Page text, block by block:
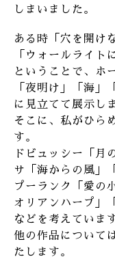
しまいました。
ある時「穴を開け
「ウォールライト
ということで、ホ
「夜明け」「海」
に見立てて展示し
そこに、私がひら
す。
ドビュッシー「月
サ「海からの風」
プーランク「愛の
オリアンハープ」
などを考えていま
他の作品について
たします。